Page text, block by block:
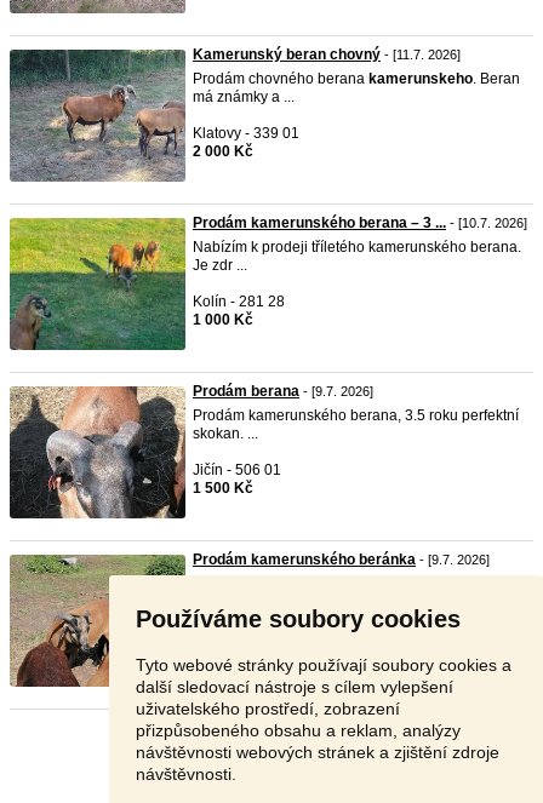
Používáme soubory cookies
Tyto webové stránky používají soubory cookies a
další sledovací nástroje s cílem vylepšení
uživatelského prostředí, zobrazení
přizpůsobeného obsahu a reklam, analýzy
návštěvnosti webových stránek a zjištění zdroje
návštěvnosti.
Kamerunský beran chovný - [11.7. 2026]
Prodám chovného berana kamerunskeho. Beran
má známky a ...
Klatovy - 339 01
2 000 Kč
Prodám kamerunského berana – 3 ... - [10.7. 2026]
Nabízím k prodeji tříletého kamerunského berana.
Je zdr ...
Kolín - 281 28
1 000 Kč
Prodám berana - [9.7. 2026]
Prodám kamerunského berana, 3.5 roku perfektní
skokan. ...
Jičín - 506 01
1 500 Kč
Prodám kamerunského beránka - [9.7. 2026]
1 000 Kč
Stránka: 1 2 Další